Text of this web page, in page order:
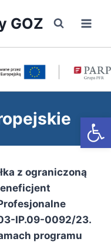
GOZ
z ograniczoną
IP.09-0092/23.
programu